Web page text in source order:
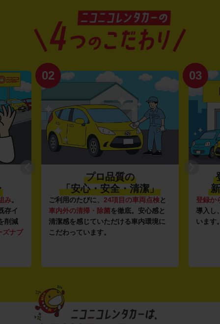
み。
存イ
削減
ズナブ
02
プロ品質の
「安心・安全・清潔」
ご利用のたびに、 24項目の車両点検と
車内外の清掃・除菌を徹底。安心感と
清潔感を感じていただける車内環境に
こだわっています。
03
登録か
導入し
います